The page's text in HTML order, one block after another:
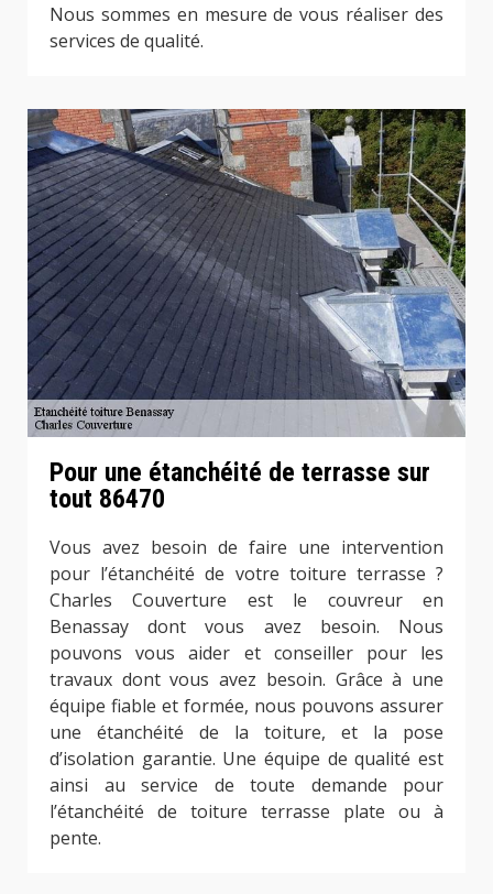
Nous sommes en mesure de vous réaliser des
services de qualité.
Pour une étanchéité de terrasse sur
tout 86470
Vous avez besoin de faire une intervention
pour l’étanchéité de votre toiture terrasse ?
Charles Couverture est le couvreur en
Benassay dont vous avez besoin. Nous
pouvons vous aider et conseiller pour les
travaux dont vous avez besoin. Grâce à une
équipe fiable et formée, nous pouvons assurer
une étanchéité de la toiture, et la pose
d’isolation garantie. Une équipe de qualité est
ainsi au service de toute demande pour
l’étanchéité de toiture terrasse plate ou à
pente.